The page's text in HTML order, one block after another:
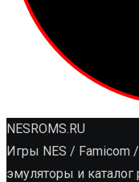
NESROMS.RU
Игры NES / Famicom
эмуляторы и каталог